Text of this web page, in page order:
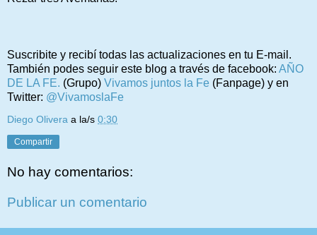
Suscribite y recibí todas las actualizaciones en tu E-mail.
También podes seguir este blog a través de facebook: AÑO
DE LA FE. (Grupo) Vivamos juntos la Fe (Fanpage) y en
Twitter: @VivamoslaFe
Diego Olivera a la/s 0:30
Compartir
No hay comentarios:
Publicar un comentario